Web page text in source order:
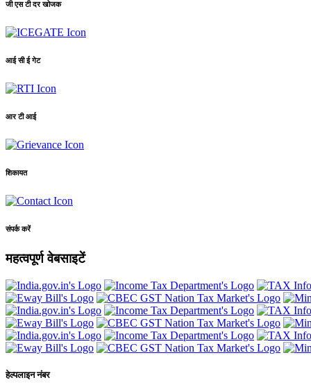
जी एस टी दर खोजक
आई सी ई गेट
आर टी आई
शिकायत
संपर्क करें
महत्वपूर्ण वेबसाइटें
हेल्पलाइन नंबर